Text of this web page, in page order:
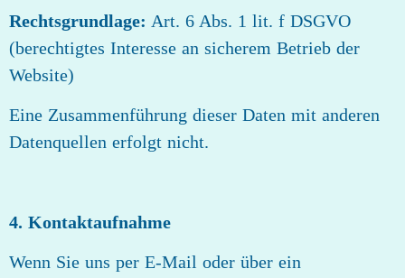
Rechtsgrundlage: Art. 6 Abs. 1 lit. f DSGVO
(berechtigtes Interesse an sicherem Betrieb der
Website)
Eine Zusammenführung dieser Daten mit anderen
Datenquellen erfolgt nicht.
4. Kontaktaufnahme
Wenn Sie uns per E‑Mail oder über ein